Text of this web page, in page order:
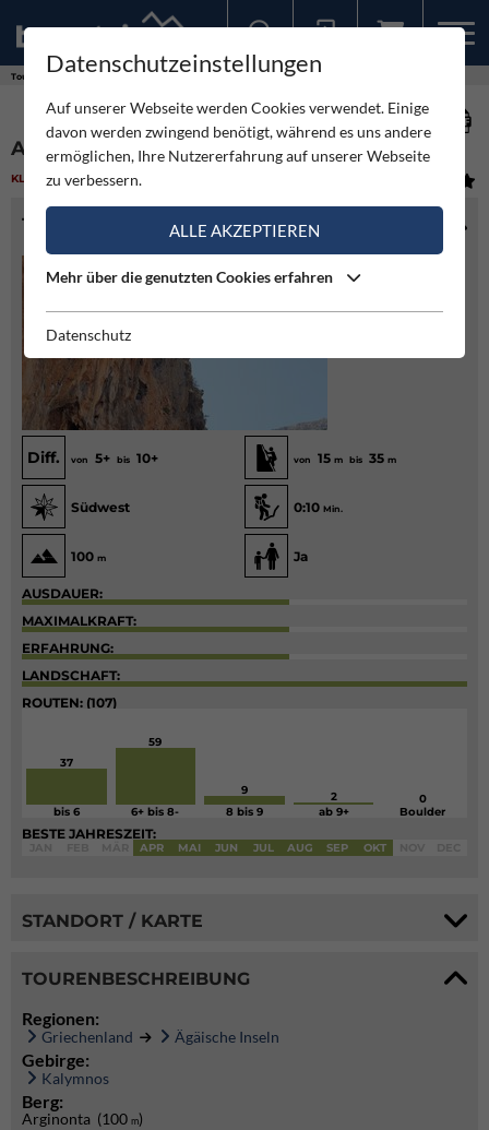
Touren
ARGINONTA - KALYMNOS
KLETTERGARTEN
TOURENINFO
Diff. von 5+ bis 10+ von 15 m bis 35 m
Südwest 0:10 Min.
100 m Ja
AUSDAUER:
MAXIMALKRAFT:
ERFAHRUNG:
LANDSCHAFT:
ROUTEN: (107)
37
bis 6
59
6+ bis 8-
9
8 bis 9
2
ab 9+
0
Boulder
BESTE JAHRESZEIT:
APR MAI JUN JUL AUG SEP OKT
STANDORT / KARTE
TOURENBESCHREIBUNG
Regionen:
Griechenland Ägäische Inseln
Gebirge:
Kalymnos
Berg:
Arginonta (100 m)
Datenschutzeinstellungen
Auf unserer Webseite werden Cookies verwendet. Einige
davon werden zwingend benötigt, während es uns andere
ermöglichen, Ihre Nutzererfahrung auf unserer Webseite
zu verbessern.
ALLE AKZEPTIEREN
Mehr über die genutzten Cookies erfahren
Datenschutz